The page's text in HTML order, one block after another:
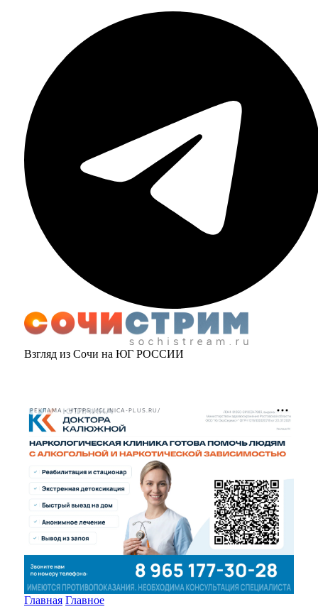
Взгляд из Сочи на ЮГ РОССИИ
РЕКЛАМА • HTTPS://CLINICA-PLUS.RU/
Главная Главное